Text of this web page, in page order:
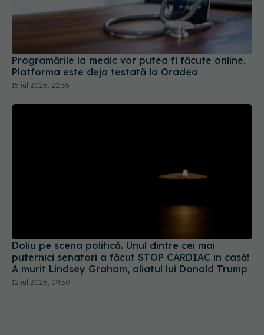
Programările la medic vor putea fi făcute online.
Platforma este deja testată la Oradea
puternici senatori a făcut STOP CARDIAC în casă!